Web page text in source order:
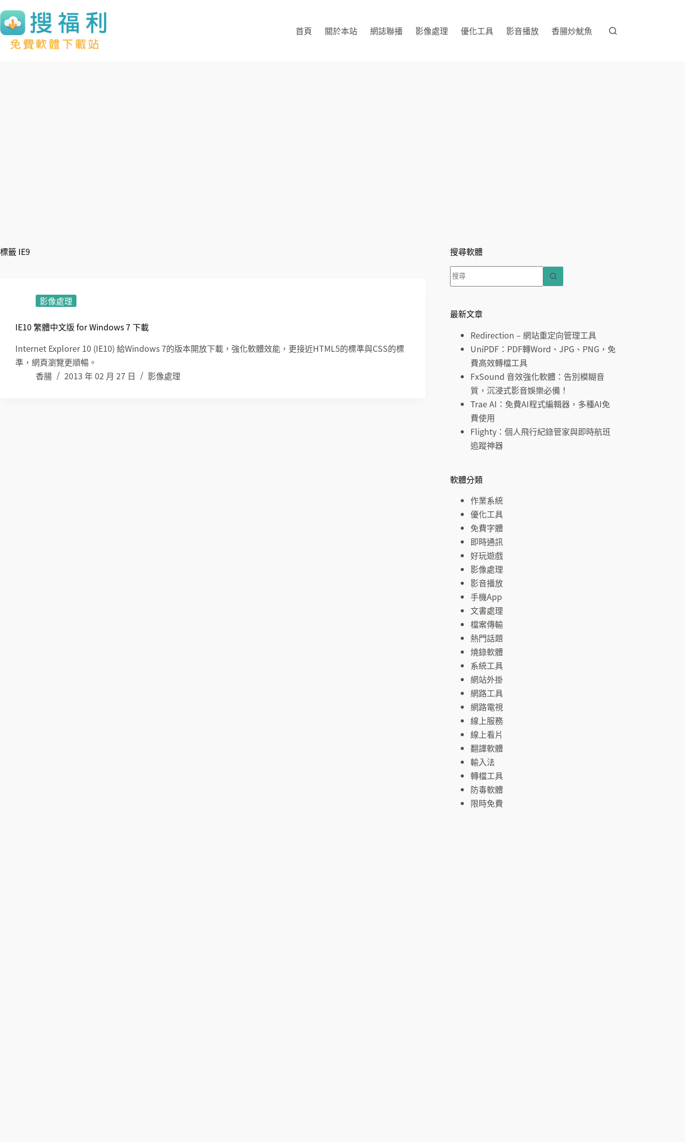
至
主
首頁 關於本站 網誌聯播 影像處理 優化工具 影音播放 香腸炒魷魚
標籤 IE9
影像處理
IE10 繁體中文版 for Windows 7 下載
Internet Explorer 10 (IE10) 給Windows 7的版本開放下載，強化軟體效能，更接近HTML5的標準與CSS的標
準，網頁瀏覽更順暢。
香腸
2013 年 02 月 27 日 影像處理
搜尋軟體
找
不
符
最新文章
Redirection – 網站重定向管理工具
UniPDF：PDF轉Word、JPG、PNG，免
費高效轉檔工具
FxSound 音效強化軟體：告別模糊音
質，沉浸式影音娛樂必備！
Trae AI：免費AI程式編輯器，多種AI免
費使用
Flighty：個人飛行紀錄管家與即時航班
追蹤神器
軟體分類
作業系統
優化工具
免費字體
即時通訊
好玩遊戲
影像處理
影音播放
手機App
文書處理
檔案傳輸
熱門話題
燒錄軟體
系統工具
網站外掛
網路工具
網路電視
線上服務
線上看片
翻譯軟體
輸入法
轉檔工具
防毒軟體
限時免費